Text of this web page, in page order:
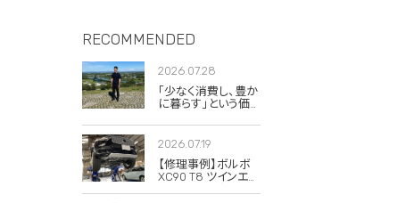
RECOMMENDED
2026.07.28
「少なく消費し、豊か
に暮らす」という価
スウェーデンに惹か
れる理由
2026.07.19
【修理事例】ボルボ
XC90 T8 ツインエン